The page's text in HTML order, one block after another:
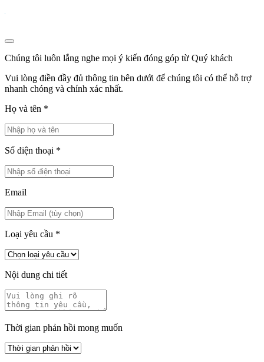
Chúng tôi luôn lắng nghe mọi ý kiến đóng góp từ Quý khách
Vui lòng điền đầy đủ thông tin bên dưới để chúng tôi có thể hỗ trợ
nhanh chóng và chính xác nhất.
Họ và tên *
Số điện thoại *
Email
Loại yêu cầu *
Nội dung chi tiết
Thời gian phản hồi mong muốn